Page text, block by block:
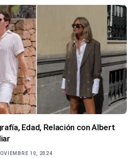
Edad, Relación con Albert
10, 2024